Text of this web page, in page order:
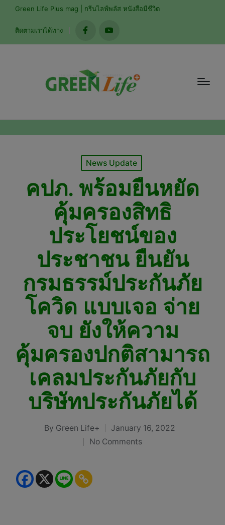
Green Life Plus mag | กรีนไลฟ์พลัส หนังสือมีชีวิต
ติดตามเราได้ทาง
facebookyoutube
Posted
News Update
คปภ. พร้อมยืนหยัด
คุ้มครองสิทธิ
ประโยชน์ของ
ประชาชน ยืนยัน
กรมธรรม์ประกันภัย
โควิด แบบเจอ จ่าย
จบ ยังให้ความ
คุ้มครองปกติสามารถ
เคลมประกันภัยกับ
บริษัทประกันภัยได้
Posted
By Green Life+
January 16, 2022
No Comments